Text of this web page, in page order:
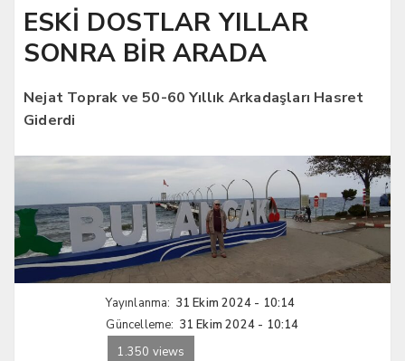
ESKİ DOSTLAR YILLAR
SONRA BİR ARADA
Nejat Toprak ve 50-60 Yıllık Arkadaşları Hasret
Giderdi
Yayınlanma: 31 Ekim 2024 - 10:14
Güncelleme: 31 Ekim 2024 - 10:14
1.350 views